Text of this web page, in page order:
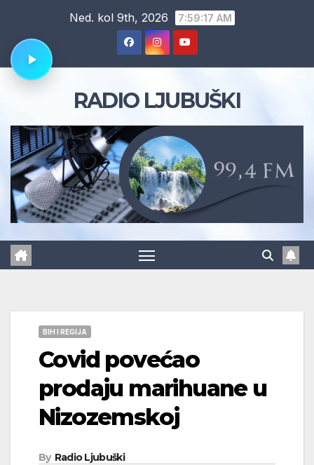
content
Ned. kol 9th, 2026 7:59:18 AM
RADIO LJUBUŠKI
BIH I REGIJA
Covid povećao
prodaju marihuane u
Nizozemskoj
By Radio Ljubuški